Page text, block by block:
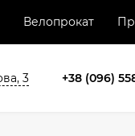
Велопрокат
3 +38 (096)